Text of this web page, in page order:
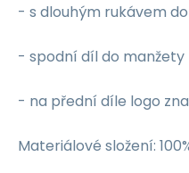
- s dlouhým rukávem
- spodní díl do manžety
- na přední díle logo
Materiálové složení: